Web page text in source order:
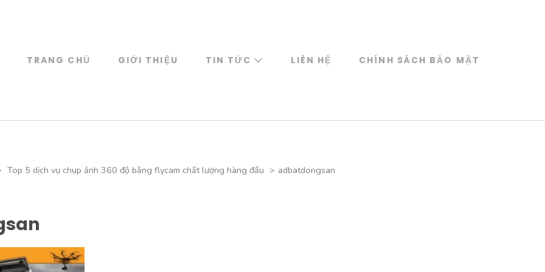
TRANG CHỦ GIỚI THIỆU TIN TỨC LIÊN HỆ CHÍNH SÁCH BẢO MẬT
Top 5 dịch vụ chụp ảnh 360 độ bằng flycam chất lượng hàng đầu > adbatdongsan